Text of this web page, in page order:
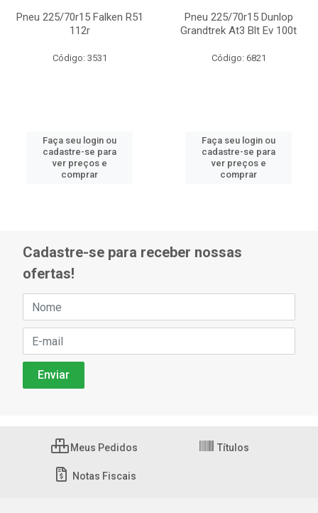
Pneu 225/70r15 Falken R51
112r
Código: 3531
Faça seu login ou
cadastre-se para
ver preços e
comprar
Pneu 225/70r15 Dunlop
Grandtrek At3 Blt Ev 100t
Código: 6821
Faça seu login ou
cadastre-se para
ver preços e
comprar
Cadastre-se para receber nossas
ofertas!
Meus Pedidos Títulos
Notas Fiscais